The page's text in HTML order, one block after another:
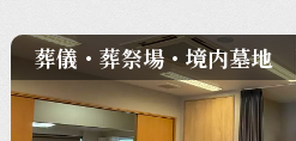
葬儀・葬祭場・境内墓地